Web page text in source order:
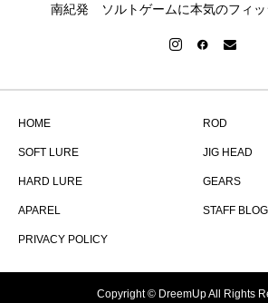
南紀発 ソルトゲームに本気のフィッ
HOME ROD
SOFT LURE JIG HEAD
HARD LURE GEARS
APAREL STAFF BLOG
PRIVACY POLICY
Copyright © DreemUp All Rights